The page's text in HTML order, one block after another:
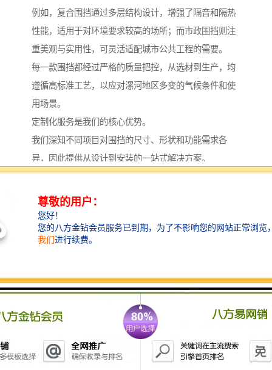
例如，复合围挡通过多层结构设计，增强了隔音和隔热
性能，适用于对环境要求较高的场所；而市政围挡则注
重美观与实用性，可灵活适配城市公共工程的需要。
每一款围挡都经过严格的质量把控，从选材到生产，均
遵循高标准工艺，以应对漯河地区多变的气候条件和使
用场景。
定制化服务是我们的核心优势。
我们深知不同项目对围挡的尺寸、形状和功能需求各
异，因此提供从设计到安装的一站式解决方案。
客户可根据具体工程要求，选择围挡的高度、颜色及附
加功能，如加强防风结构或可移动模块。
我们的团队会全程参与沟通，确保定制方案精准匹配项
目特点，帮助客户节省时间和成本。
元素，增强了视觉协调性。
除了围挡产品，我们还提供配套的租赁与安装服务。
通过高效的物流体系，我们能快速响应漯河及周边地区
的需求，确保产品及时送达现场。
安装团队由经验丰富的专业人员组成，他们熟悉各类施